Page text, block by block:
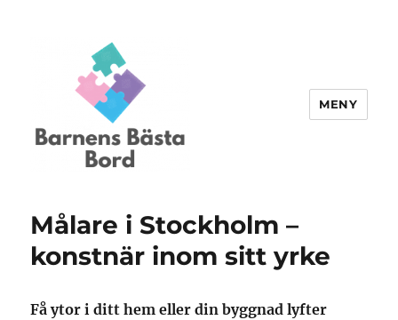
MENY
Målare i Stockholm –
konstnär inom sitt yrke
Få ytor i ditt hem eller din byggnad lyfter